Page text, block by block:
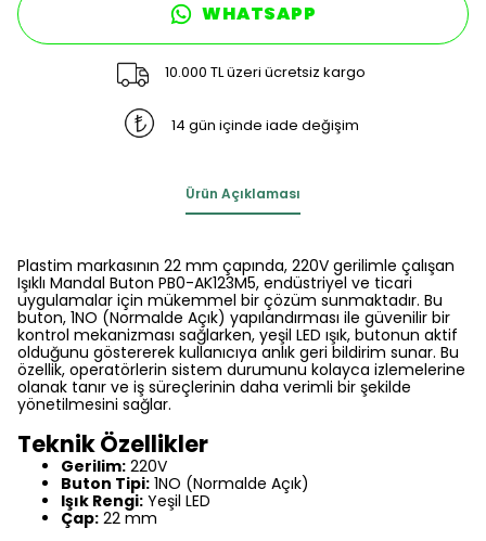
WHATSAPP
10.000 TL üzeri ücretsiz kargo
14 gün içinde iade değişim
Ürün Açıklaması
Plastim markasının 22 mm çapında, 220V gerilimle çalışan
Işıklı Mandal Buton PB0-AK123M5, endüstriyel ve ticari
uygulamalar için mükemmel bir çözüm sunmaktadır. Bu
buton, 1NO (Normalde Açık) yapılandırması ile güvenilir bir
kontrol mekanizması sağlarken, yeşil LED ışık, butonun aktif
olduğunu göstererek kullanıcıya anlık geri bildirim sunar. Bu
özellik, operatörlerin sistem durumunu kolayca izlemelerine
olanak tanır ve iş süreçlerinin daha verimli bir şekilde
yönetilmesini sağlar.
Teknik Özellikler
Gerilim: 220V
Buton Tipi: 1NO (Normalde Açık)
Işık Rengi: Yeşil LED
Çap: 22 mm